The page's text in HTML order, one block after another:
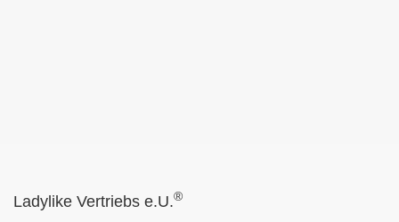
Ladylike Vertriebs e.U.®